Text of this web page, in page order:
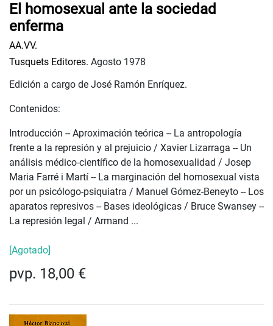
El homosexual ante la sociedad
enferma
AA.VV.
Tusquets Editores. Agosto 1978
Edición a cargo de José Ramón Enríquez.
Contenidos:
Introducción -- Aproximación teórica -- La antropología
frente a la represión y al prejuicio / Xavier Lizarraga -- Un
análisis médico-científico de la homosexualidad / Josep
Maria Farré i Martí -- La marginación del homosexual vista
por un psicólogo-psiquiatra / Manuel Gómez-Beneyto -- Los
aparatos represivos -- Bases ideológicas / Bruce Swansey --
La represión legal / Armand ...
[Agotado]
pvp. 18,00 €